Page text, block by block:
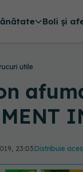
Boli și
utile
23:03Distribuie